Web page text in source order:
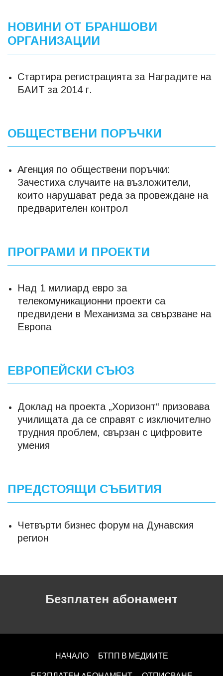
НОВИНИ ОТ БРАНШОВИ
ОРГАНИЗАЦИИ
Стартира регистрацията за Наградите на
БАИТ за 2014 г.
ОБЩЕСТВЕНИ ПОРЪЧКИ
Агенция по обществени поръчки:
Зачестиха случаите на възложители,
които нарушават реда за провеждане на
предварителен контрол
ПРОГРАМИ И ПРОЕКТИ
Над 1 милиард евро за
телекомуникационни проекти са
предвидени в Механизма за свързване на
Европа
ЕВРОПЕЙСКИ СЪЮЗ
Доклад на проекта „Хоризонт“ призовава
училищата да се справят с изключително
трудния проблем, свързан с цифровите
умения
ПРЕДСТОЯЩИ СЪБИТИЯ
Четвърти бизнес форум на Дунавския
регион
Безплатен абонамент
НАЧАЛО БТПП В МЕДИИТЕ